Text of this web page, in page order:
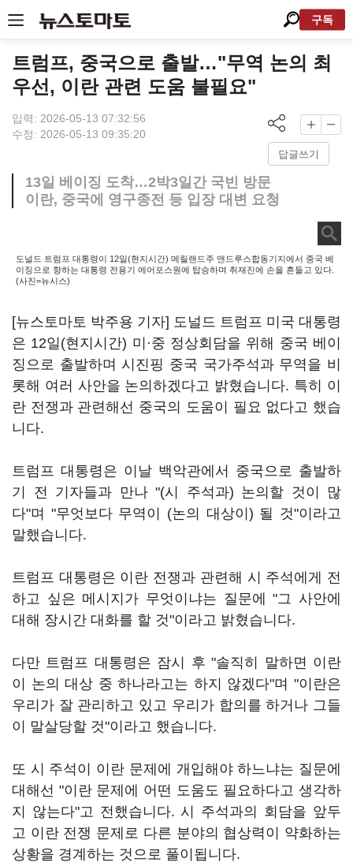
구독
트럼프, 중국으로 출발…"무역 논의 최
우선, 이란 관련 도움 불필요"
입력: 2026-05-13 07:32:56
수정: 2026-05-13 09:35:20
답글쓰기
13일 베이징 도착…2박3일간 국빈 방문
이란, 중국에 영구종전 등 입장 대변 요청
도널드 트럼프 대통령이 12일(현지시간) 메릴랜드주 앤드루스합동기지에서 중국 베
이징으로 향하는 대통령 전용기 에어포스원에 탑승하며 취재진에 손을 흔들고 있다.
(사진=뉴시스)
[뉴스토마토 박주용 기자] 도널드 트럼프 미국 대통령
은 12일(현지시간) 미·중 정상회담을 위해 중국 베이
징으로 출발하며 시진핑 중국 국가주석과 무역을 비
롯해 여러 사안을 논의하겠다고 밝혔습니다. 특히 이
란 전쟁과 관련해선 중국의 도움이 필요 없다고 했습
니다.
트럼프 대통령은 이날 백악관에서 중국으로 출발하
기 전 기자들과 만나 "(시 주석과) 논의할 것이 많
다"며 "무엇보다 무역이 (논의 대상이) 될 것"이라고
말했습니다.
트럼프 대통령은 이란 전쟁과 관련해 시 주석에게 전
하고 싶은 메시지가 무엇이냐는 질문에 "그 사안에
대해 장시간 대화를 할 것"이라고 밝혔습니다.
다만 트럼프 대통령은 잠시 후 "솔직히 말하면 이란
이 논의 대상 중 하나라고는 하지 않겠다"며 "이란은
우리가 잘 관리하고 있고 우리가 합의를 하거나 그들
이 말살당할 것"이라고 했습니다.
또 시 주석이 이란 문제에 개입해야 하느냐는 질문에
대해선 "이란 문제에 어떤 도움도 필요하다고 생각하
지 않는다"고 전했습니다. 시 주석과의 회담을 앞두
고 이란 전쟁 문제로 다른 분야의 협상력이 약화하는
상황을 경계하는 것으로 풀이됩니다.